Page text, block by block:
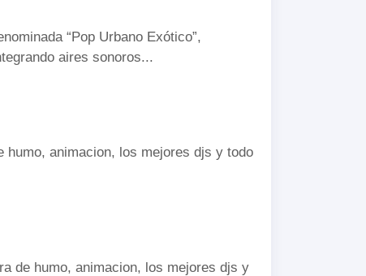
“Pop Urbano Exótico”,
aires sonoros...
animacion, los mejores djs y todo
de humo, animacion, los mejores djs y